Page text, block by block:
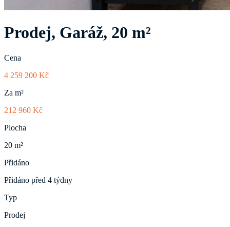
Prodej, Garáž, 20 m²
Cena
4 259 200 Kč
Za m²
212 960 Kč
Plocha
20 m²
Přidáno
Přidáno před 4 týdny
Typ
Prodej